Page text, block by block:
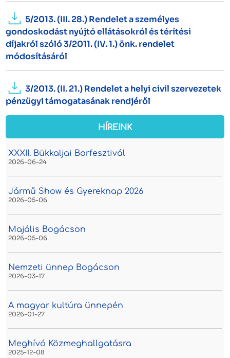
5/2013. (III. 28.) Rendelet a személyes
gondoskodást nyújtó ellátásokról és térítési
díjakról szóló 3/2011. (IV. 1.) önk. rendelet
módosításáról
3/2013. (II. 21.) Rendelet a helyi civil szervezetek
pénzügyi támogatasának rendjéről
HÍREINK
XXXII. Bükkaljai Borfesztivál
2026-06-24
Jármű Show és Gyereknap 2026
2026-05-06
Majális Bogácson
2026-05-06
Nemzeti ünnep Bogácson
2026-03-17
A magyar kultúra ünnepén
2026-01-27
Meghívó Közmeghallgatásra
2025-12-08